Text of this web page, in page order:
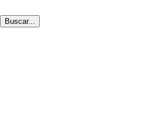
Buscar...